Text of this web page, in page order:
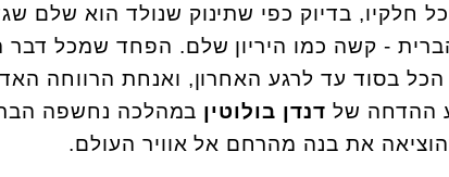
חלקיו, בדיוק כפי שתינוק שנולד הוא שלם
- קשה כמו היריון שלם. הפחד שמכל דבר
בסוד עד לרגע האחרון, ואנחת הרווחה
ההדחה של דנדן בולוטין במהלכה נחשפה
את בנה מהרחם אל אוויר העולם.